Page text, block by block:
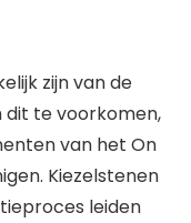
zijn van de
dit te voorkomen,
van het On
Kiezelstenen
leiden